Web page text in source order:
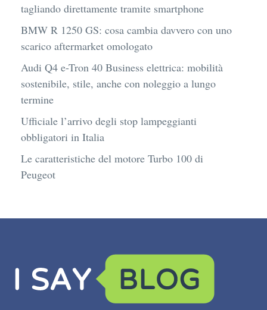
tagliando direttamente tramite smartphone
BMW R 1250 GS: cosa cambia davvero con uno
scarico aftermarket omologato
Audi Q4 e-Tron 40 Business elettrica: mobilità
sostenibile, stile, anche con noleggio a lungo
termine
Ufficiale l’arrivo degli stop lampeggianti
obbligatori in Italia
Le caratteristiche del motore Turbo 100 di
Peugeot